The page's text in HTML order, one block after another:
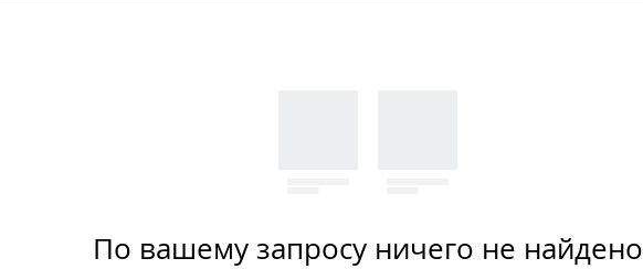
По вашему запросу ничего не найдено